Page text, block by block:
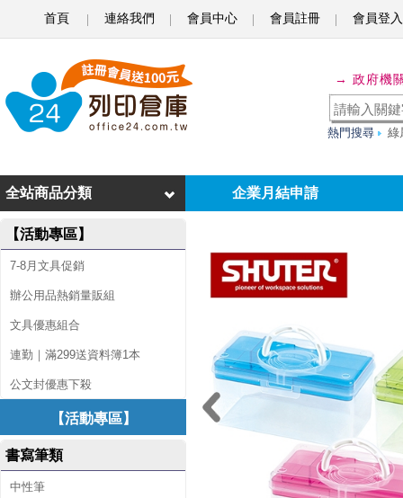
首頁 連絡我們 會員中心 會員註冊 會員登入
U
E
R
樹
德
T
B
3
0
月
→ 政府機
熱門搜尋 綠
企業月結申請
全站商品分類
【活動專區】
7-8月文具促銷
辦公用品熱銷量販組
文具優惠組合
連勤｜滿299送資料簿1本
公文封優惠下殺
【活動專區】
書寫筆類
中性筆